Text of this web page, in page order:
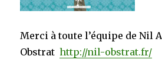
Merci à toute l’équipe de Nil
Obstrathttp://nil-obstrat.fr/